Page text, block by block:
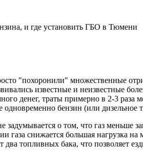
и где установить ГБО в Тюмени
"похоронили" множественные
известные и неизвестные
денег, траты примерно в 2-3
бензин (или дизельное
о том, что газ меньше
газа снижается большая нагрузка
топливных бака, что позволяет